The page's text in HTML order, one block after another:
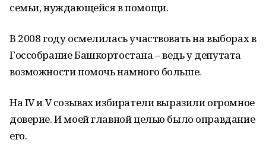
семьи, нуждающейся в помощи.
В 2008 году осмелилась участвовать на выборах в
Госсобрание Башкортостана – ведь у депутата
возможности помочь намного больше.
На IV и V созывах избиратели выразили огромное
доверие. И моей главной целью было оправдание
его.